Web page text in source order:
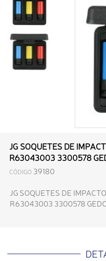
JG SOQUETES DE
R63043003 3300578
CÓDIGO 39180
JG SOQUETES DE
R63043003 3300578